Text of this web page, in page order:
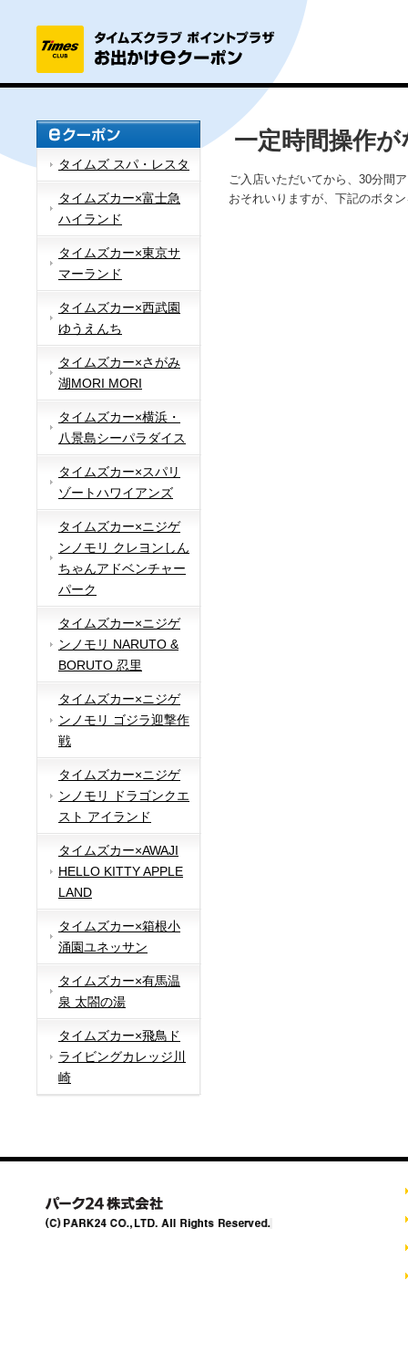
タイムズ スパ・レスタ
タイムズカー×富士急
ハイランド
タイムズカー×東京サ
マーランド
タイムズカー×西武園
ゆうえんち
タイムズカー×さがみ
湖MORI MORI
タイムズカー×横浜・
八景島シーパラダイス
タイムズカー×スパリ
ゾートハワイアンズ
タイムズカー×ニジゲ
ンノモリ クレヨンしん
ちゃんアドベンチャー
パーク
タイムズカー×ニジゲ
ンノモリ NARUTO &
BORUTO 忍里
タイムズカー×ニジゲ
ンノモリ ゴジラ迎撃作
戦
タイムズカー×ニジゲ
ンノモリ ドラゴンクエ
スト アイランド
タイムズカー×AWAJI
HELLO KITTY APPLE
LAND
タイムズカー×箱根小
涌園ユネッサン
タイムズカー×有馬温
泉 太閤の湯
タイムズカー×飛鳥ド
ライビングカレッジ川
崎
一定時間操作
ご入店いただいてから、30分間
おそれいりますが、下記のボタ